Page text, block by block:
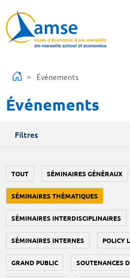
Événements
Événements
Filtres
TOUT SÉMINAIRES GÉNÉRAUX
SÉMINAIRES THÉMATIQUES
SÉMINAIRES INTERDISCIPLINAIRES
SÉMINAIRES INTERNES POLICY
GRAND PUBLIC SOUTENANCES